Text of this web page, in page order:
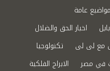
مواضيع عامة
اخبار الحق والضلال
مع لى لى
تكنولوجيا
في مصر الابراج الفلكية